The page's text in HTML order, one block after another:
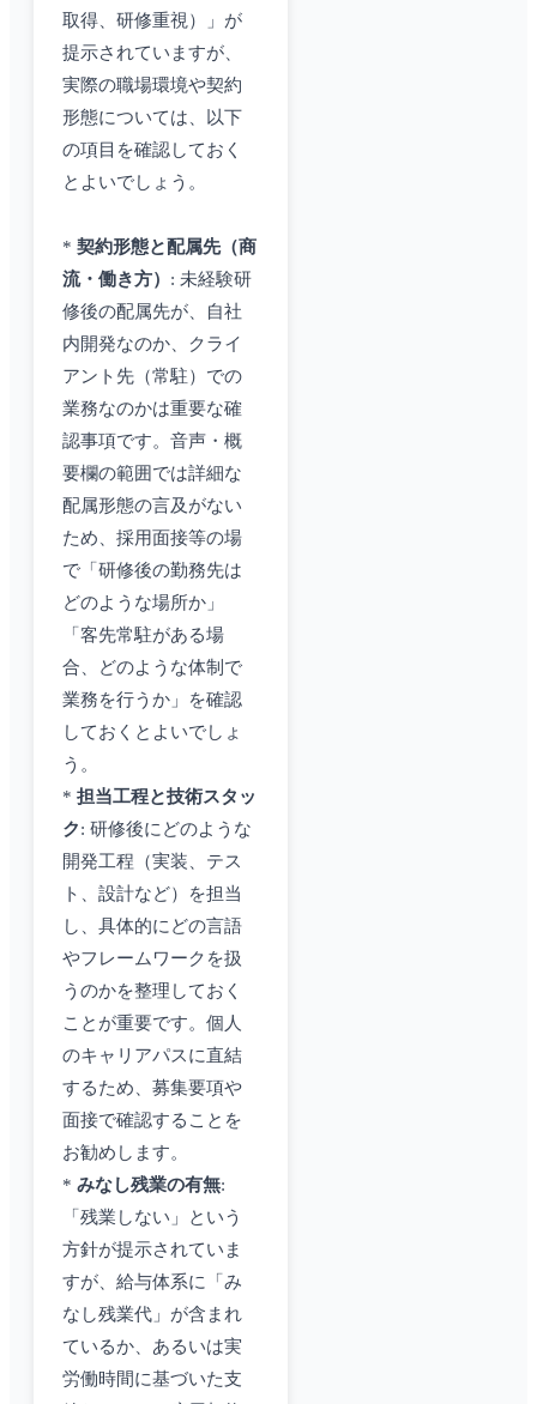
取得、研修重視）」が
提示されていますが、
実際の職場環境や契約
形態については、以下
の項目を確認しておく
とよいでしょう。
* 契約形態と配属先（商
流・働き方） : 未経験研
修後の配属先が、自社
内開発なのか、クライ
アント先（常駐）での
業務なのかは重要な確
認事項です。音声・概
要欄の範囲では詳細な
配属形態の言及がない
ため、採用面接等の場
で「研修後の勤務先は
どのような場所か」
「客先常駐がある場
合、どのような体制で
業務を行うか」を確認
しておくとよいでしょ
う。
* 担当工程と技術スタッ
ク: 研修後にどのような
開発工程（実装、テス
ト、設計など）を担当
し、具体的にどの言語
やフレームワークを扱
うのかを整理しておく
ことが重要です。個人
のキャリアパスに直結
するため、募集要項や
面接で確認することを
お勧めします。
* みなし残業の有無:
「残業しない」という
方針が提示されていま
すが、給与体系に「み
なし残業代」が含まれ
ているか、あるいは実
労働時間に基づいた支